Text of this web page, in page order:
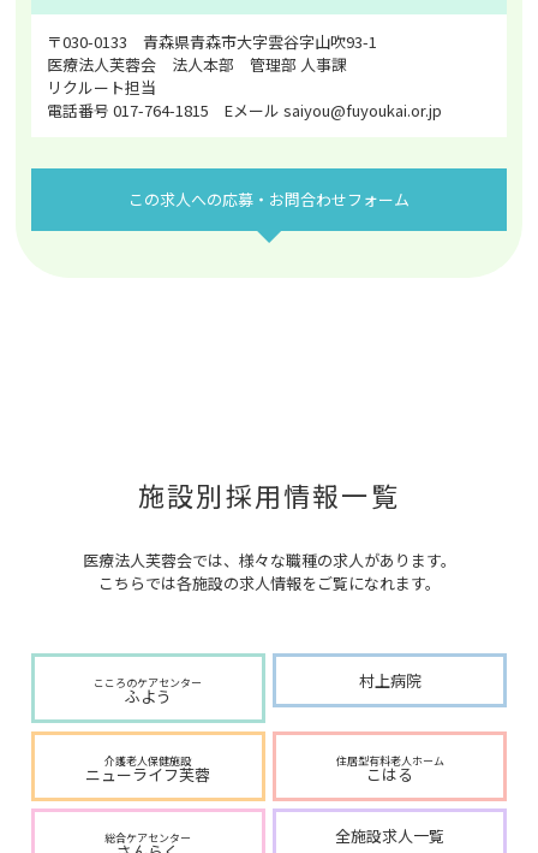
〒030-0133 青森県青森市大字雲谷字山吹93-1
医療法人芙蓉会 法人本部 管理部 人事課
リクルート担当
電話番号 017-764-1815 Eメール saiyou@fuyoukai.or.jp
この求人への応募・お問合わせフォーム
施設別採用情報一覧
医療法人芙蓉会では、様々な職種の求人があります。
こちらでは各施設の求人情報をご覧になれます。
こころのケアセンター
ふよう
村上病院
介護老人保健施設
ニューライフ芙蓉
住居型有料老人ホーム
こはる
総合ケアセンター 全施設求人一覧